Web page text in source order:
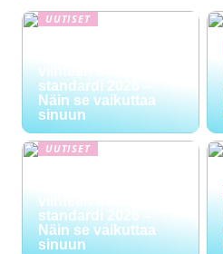
UUTISET
viihteen uusi
standardi 2026 –
Näin se vaikuttaa
sinuun
UUTISET
viihteen uusi
standardi 2026 –
Näin se vaikuttaa
sinuun